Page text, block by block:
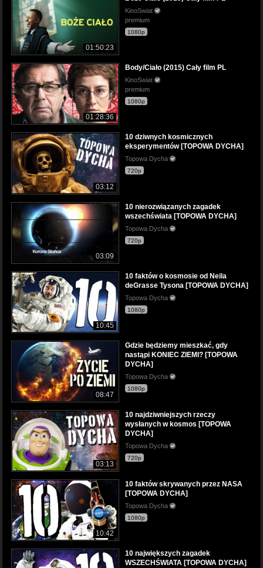
01:50:23
KinoSwiat
premium
1080p
01:28:36
Body/Ciało (2015) Cały film PL
KinoSwiat
premium
1080p
03:12
10 dziwnych kosmicznych
eksperymentów [TOPOWA DYCHA]
Topowa Dycha
720p
03:09
10 nierozwiązanych zagadek
wszechświata [TOPOWA DYCHA]
Topowa Dycha
720p
10:45
10 faktów o kosmosie od Neila
deGrasse Tysona [TOPOWA DYCHA]
Topowa Dycha
1080p
08:47
Gdzie będziemy mieszkać, gdy
nastąpi KONIEC ZIEMI? [TOPOWA
DYCHA]
Topowa Dycha
1080p
03:13
10 najdziwniejszych rzeczy
wysłanych w kosmos [TOPOWA
DYCHA]
Topowa Dycha
720p
10:42
10 faktów skrywanych przez NASA
[TOPOWA DYCHA]
Topowa Dycha
1080p
10 największych zagadek
WSZECHŚWIATA [TOPOWA DYCHA]